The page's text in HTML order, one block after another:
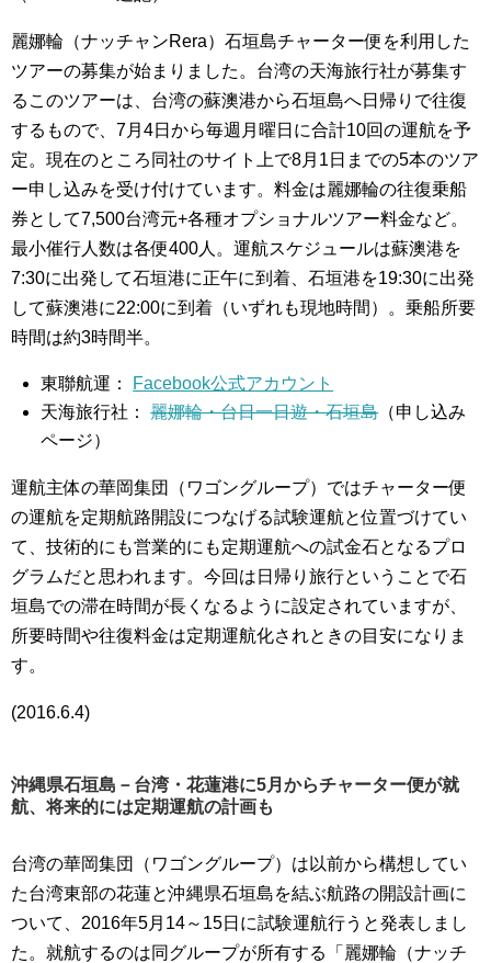
麗娜輪（ナッチャンRera）石垣島チャーター便を利用した
ツアーの募集が始まりました。台湾の天海旅行社が募集す
るこのツアーは、台湾の蘇澳港から石垣島へ日帰りで往復
するもので、7月4日から毎週月曜日に合計10回の運航を予
定。現在のところ同社のサイト上で8月1日までの5本のツア
ー申し込みを受け付けています。料金は麗娜輪の往復乗船
券として7,500台湾元+各種オプショナルツアー料金など。
最小催行人数は各便400人。運航スケジュールは蘇澳港を
7:30に出発して石垣港に正午に到着、石垣港を19:30に出発
して蘇澳港に22:00に到着（いずれも現地時間）。乗船所要
時間は約3時間半。
東聯航運：
Facebook公式アカウント
天海旅行社：麗娜輪・台日一日遊・石垣島（申し込み
ページ）
運航主体の華岡集団（ワゴングループ）ではチャーター便
の運航を定期航路開設につなげる試験運航と位置づけてい
て、技術的にも営業的にも定期運航への試金石となるプロ
グラムだと思われます。今回は日帰り旅行ということで石
垣島での滞在時間が長くなるように設定されていますが、
所要時間や往復料金は定期運航化されときの目安になりま
す。
(2016.6.4)
沖縄県石垣島－台湾・花蓮港に5月からチャーター便が就
航、将来的には定期運航の計画も
台湾の華岡集団（ワゴングループ）は以前から構想してい
た台湾東部の花蓮と沖縄県石垣島を結ぶ航路の開設計画に
ついて、2016年5月14～15日に試験運航行うと発表しまし
た。就航するのは同グループが所有する「麗娜輪（ナッチ